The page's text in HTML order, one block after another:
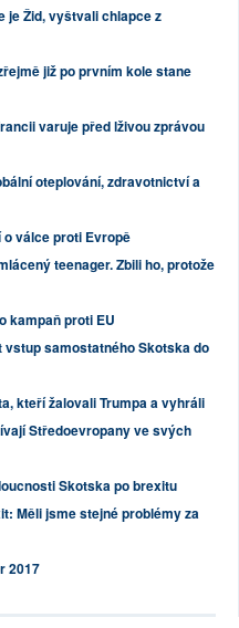
je Žid, vyštvali chlapce z
již po prvním kole stane
varuje před lživou zprávou
oteplování, zdravotnictví a
válce proti Evropě
teenager. Zbili ho, protože
kampaň proti EU
samostatného Skotska do
kteří žalovali Trumpa a vyhráli
Středoevropany ve svých
Skotska po brexitu
Měli jsme stejné problémy za
2017